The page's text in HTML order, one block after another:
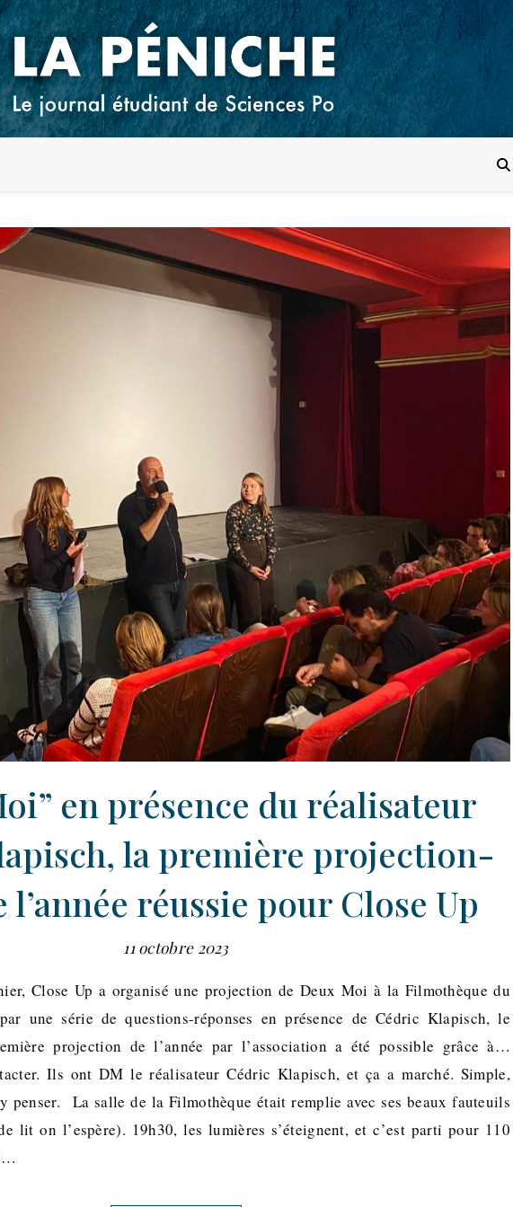
en présence du réalisateur
la première projection-
l’année réussie pour Close Up
11 octobre 2023
Close Up a organisé une projection de Deux Moi à la Filmothèque du
une série de questions-réponses en présence de Cédric Klapisch, le
projection de l’année par l’association a été possible grâce à…
Ils ont DM le réalisateur Cédric Klapisch, et ça a marché. Simple,
La salle de la Filmothèque était remplie avec ses beaux fauteuils
lit on l’espère). 19h30, les lumières s’éteignent, et c’est parti pour 110